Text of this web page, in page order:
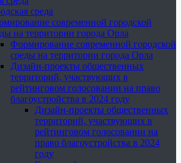
среда
современной городской
на территории города Орла
Формирование современной городской
среды на территории города Орла
Дизайн-проекты общественных
территорий, участвующих в
рейтинговом голосовании на право
благоустройства в 2024 году
Дизайн-проекты общественных
территорий, участвующих в
рейтинговом голосовании на
право благоустройства в 2024
году